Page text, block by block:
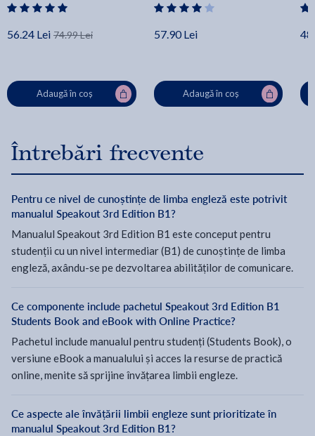
56.24 Lei 74.99 Lei
Adaugă în coș
57.90 Lei
Adaugă în coș
Întrebări frecvente
Pentru ce nivel de cunoștințe de limba engleză este potrivit
manualul Speakout 3rd Edition B1?
Manualul Speakout 3rd Edition B1 este conceput pentru
studenții cu un nivel intermediar (B1) de cunoștințe de limba
engleză, axându-se pe dezvoltarea abilităților de comunicare.
Ce componente include pachetul Speakout 3rd Edition B1
Students Book and eBook with Online Practice?
Pachetul include manualul pentru studenți (Students Book), o
versiune eBook a manualului și acces la resurse de practică
online, menite să sprijine învățarea limbii engleze.
Ce aspecte ale învățării limbii engleze sunt prioritizate în
manualul Speakout 3rd Edition B1?